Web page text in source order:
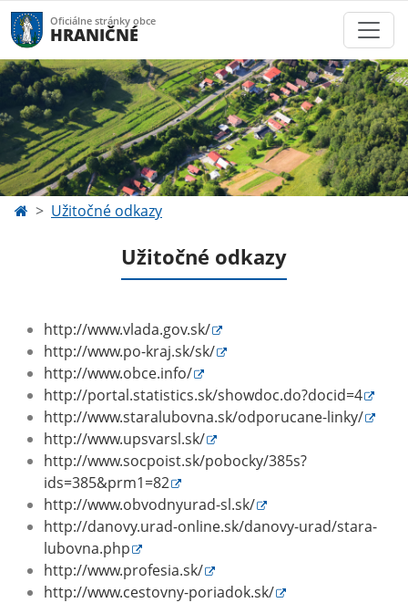
Oficiálne stránky obce
HRANIČNÉ
Užitočné odkazy
Užitočné odkazy
http://www.vlada.gov.sk/
http://www.po-kraj.sk/sk/
http://www.obce.info/
http://portal.statistics.sk/showdoc.do?docid=4
http://www.staralubovna.sk/odporucane-linky/
http://www.upsvarsl.sk/
http://www.socpoist.sk/pobocky/385s?
ids=385&prm1=82
http://www.obvodnyurad-sl.sk/
http://danovy.urad-online.sk/danovy-urad/stara-
lubovna.php
http://www.profesia.sk/
http://www.cestovny-poriadok.sk/